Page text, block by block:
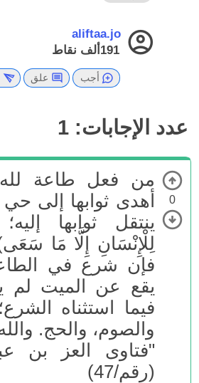
aliftaa.jo
191ألف
نقاط
أجب علق
عدد الإجابات: 1
0
من فعل طاعة لله
أهدى ثوابها إلى
ينتقل ثوابها
فإن شرع في
يقع عن الميت لم
فيما استثناه
والصوم، والحج.
"فتاوى العز بن
(رقم/47)